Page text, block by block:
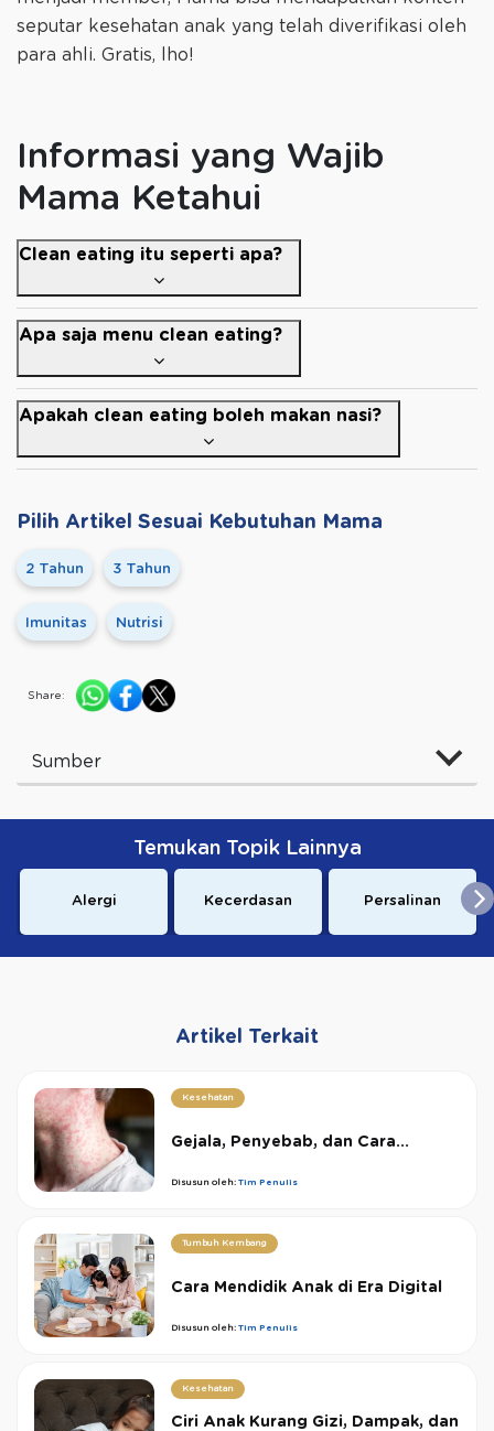
seputar kesehatan anak yang telah diverifikasi oleh
para ahli. Gratis, lho!
Informasi yang Wajib
Mama Ketahui
Clean eating itu seperti apa?
Apa saja menu clean eating?
Apakah clean eating boleh makan nasi?
Pilih Artikel Sesuai Kebutuhan Mama
2 Tahun 3 Tahun
Imunitas Nutrisi
Share:
Sumber
Temukan Topik Lainnya
Alergi Kecerdasan Persalinan
Artikel Terkait
Kesehatan
Gejala, Penyebab, dan Cara...
Disusun oleh: Tim Penulis
Tumbuh Kembang
Cara Mendidik Anak di Era Digital
Disusun oleh: Tim Penulis
Kesehatan
Ciri Anak Kurang Gizi, Dampak, dan